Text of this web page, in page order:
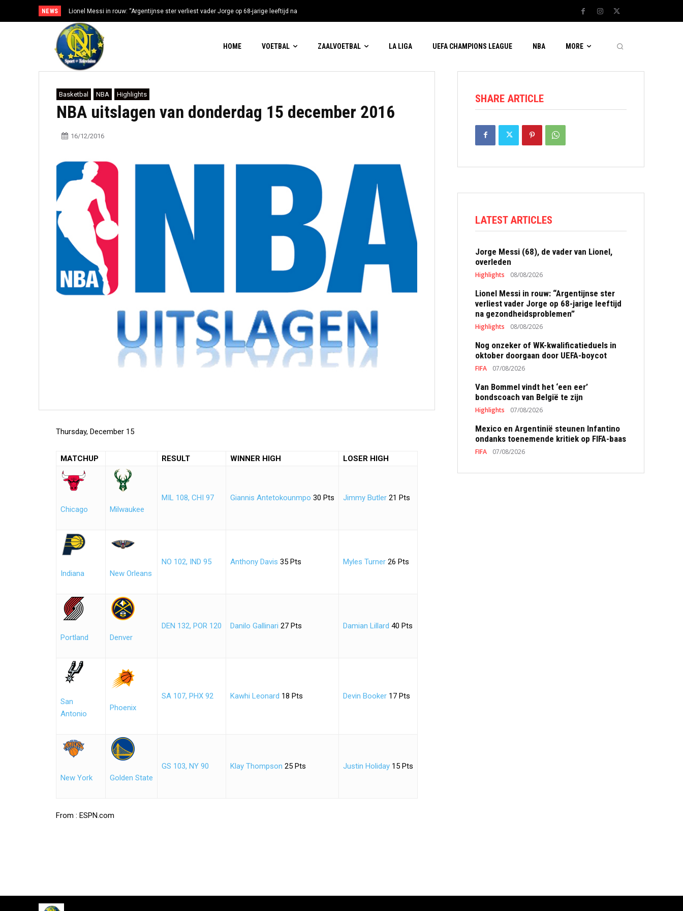
NEWS
Lionel Messi in rouw: “Argentijnse ster verliest vader Jorge op 68-jarige leeftijd na
gezondheidsproblemen”
HOME VOETBAL ZAALVOETBAL LA LIGA UEFA CHAMPIONS LEAGUE NBA MORE
Basketbal NBA Highlights
NBA uitslagen van donderdag 15 december 2016
16/12/2016
Thursday, December 15
MATCHUP RESULT WINNER HIGH LOSER HIGH
Chicago Milwaukee
MIL 108, CHI 97 Giannis Antetokounmpo 30 Pts Jimmy Butler 21 Pts
Indiana New Orleans
NO 102, IND 95 Anthony Davis 35 Pts Myles Turner 26 Pts
Portland Denver
DEN 132, POR 120 Danilo Gallinari 27 Pts Damian Lillard 40 Pts
San
Antonio
Phoenix
SA 107, PHX 92 Kawhi Leonard 18 Pts Devin Booker 17 Pts
New York Golden State
GS 103, NY 90 Klay Thompson 25 Pts Justin Holiday 15 Pts
From : ESPN.com
SHARE ARTICLE
LATEST ARTICLES
Jorge Messi (68), de vader van Lionel,
overleden
Highlights 08/08/2026
Lionel Messi in rouw: “Argentijnse ster
verliest vader Jorge op 68-jarige leeftijd
na gezondheidsproblemen”
Highlights 08/08/2026
Nog onzeker of WK-kwalificatieduels in
oktober doorgaan door UEFA-boycot
FIFA 07/08/2026
Van Bommel vindt het ‘een eer’
bondscoach van België te zijn
Highlights 07/08/2026
Mexico en Argentinië steunen Infantino
ondanks toenemende kritiek op FIFA-baas
FIFA 07/08/2026